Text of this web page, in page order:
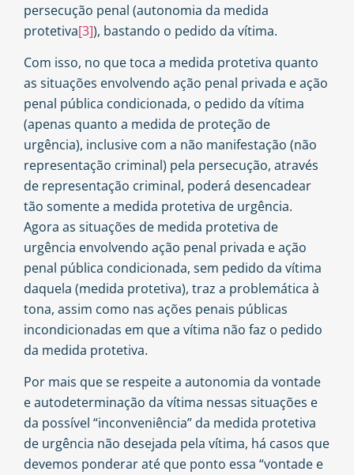
persecução penal (autonomia da medida
protetiva[3]), bastando o pedido da vítima.
Com isso, no que toca a medida protetiva quanto
as situações envolvendo ação penal privada e ação
penal pública condicionada, o pedido da vítima
(apenas quanto a medida de proteção de
urgência), inclusive com a não manifestação (não
representação criminal) pela persecução, através
de representação criminal, poderá desencadear
tão somente a medida protetiva de urgência.
Agora as situações de medida protetiva de
urgência envolvendo ação penal privada e ação
penal pública condicionada, sem pedido da vítima
daquela (medida protetiva), traz a problemática à
tona, assim como nas ações penais públicas
incondicionadas em que a vítima não faz o pedido
da medida protetiva.
Por mais que se respeite a autonomia da vontade
e autodeterminação da vítima nessas situações e
da possível “inconveniência” da medida protetiva
de urgência não desejada pela vítima, há casos que
devemos ponderar até que ponto essa “vontade e